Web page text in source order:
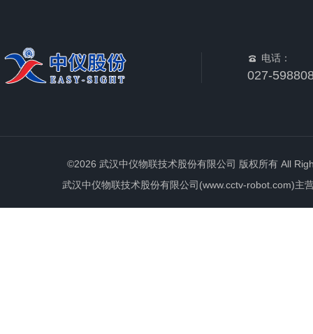
电话：
027-
©2026 武汉中仪物联技术股份有限公司 版权所有 All
武汉中仪物联技术股份有限公司(www.cctv-robot.com)主